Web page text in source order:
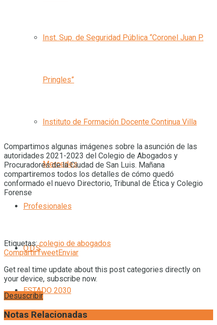
Inst. Sup. de Seguridad Pública “Coronel Juan P.
Pringles”
Instituto de Formación Docente Continua Villa
Mercedes
Profesionales
O.D.S
ESTADO 2030
Compartimos algunas imágenes sobre la asunción de las
autoridades 2021-2023 del Colegio de Abogados y
Procuradores de la Ciudad de San Luis. Mañana
compartiremos todos los detalles de cómo quedó
conformado el nuevo Directorio, Tribunal de Ética y Colegio
Forense
Etiquetas: colegio de abogados
CompartirTweetEnviar
Get real time update about this post categories directly on
your device, subscribe now.
Desuscribir
Notas Relacionadas